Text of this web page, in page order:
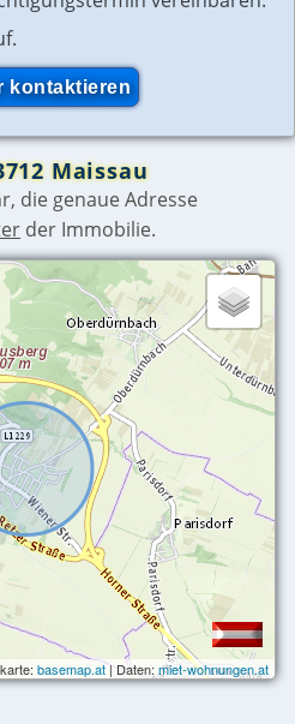
Maissau
die genaue Adresse
der Immobilie.
basemap.at| Daten:miet-wohnungen.at